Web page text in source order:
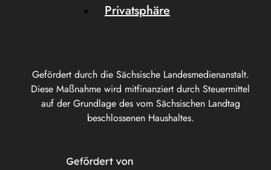
Gefördert durch die Sächsische Landesmedienanstalt.
Diese Maßnahme wird mitfinanziert durch Steuermittel
auf der Grundlage des vom Sächsischen Landtag
beschlossenen Haushaltes.
Privatsphäre